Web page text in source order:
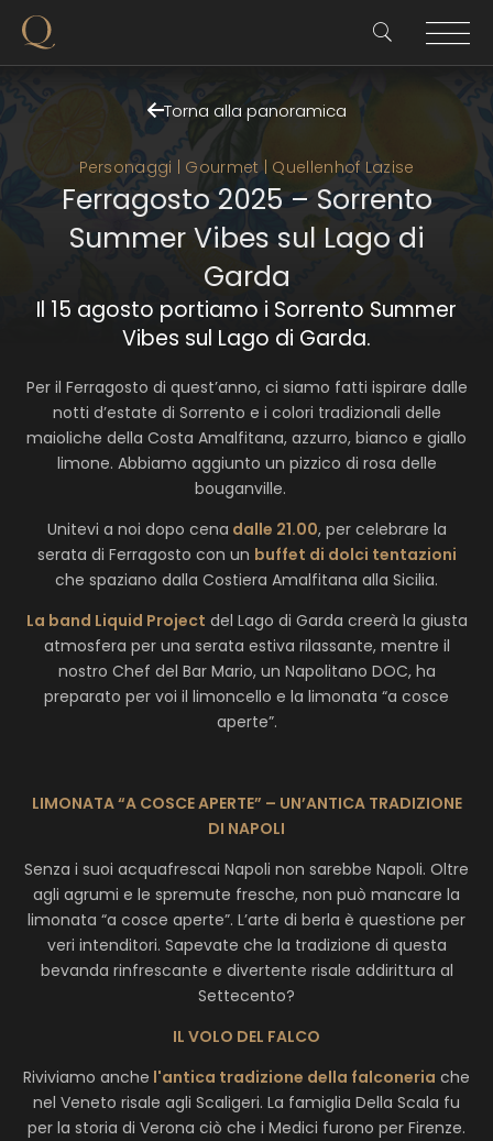
Torna alla panoramica
Ferragosto 2025 – Sorrento
Summer Vibes sul Lago di
Garda
Il 15 agosto portiamo i Sorrento Summer
Vibes sul Lago di Garda.
Personaggi | Gourmet | Quellenhof Lazise
Per il Ferragosto di quest’anno, ci siamo fatti ispirare dalle
notti d’estate di Sorrento e i colori tradizionali delle
maioliche della Costa Amalfitana, azzurro, bianco e giallo
limone. Abbiamo aggiunto un pizzico di rosa delle
bouganville.
Unitevi a noi dopo cena dalle 21.00, per celebrare la
serata di Ferragosto con un buffet di dolci tentazioni
che spaziano dalla Costiera Amalfitana alla Sicilia.
La band Liquid Project del Lago di Garda creerà la giusta
atmosfera per una serata estiva rilassante, mentre il
nostro Chef del Bar Mario, un Napolitano DOC, ha
preparato per voi il limoncello e la limonata “a cosce
aperte”.
LIMONATA “A COSCE APERTE” – UN’ANTICA TRADIZIONE
DI NAPOLI
Senza i suoi acquafrescai Napoli non sarebbe Napoli. Oltre
agli agrumi e le spremute fresche, non può mancare la
limonata “a cosce aperte”. L’arte di berla è questione per
veri intenditori. Sapevate che la tradizione di questa
bevanda rinfrescante e divertente risale addirittura al
Settecento?
IL VOLO DEL FALCO
Riviviamo anche l'antica tradizione della falconeria che
nel Veneto risale agli Scaligeri. La famiglia Della Scala fu
per la storia di Verona ciò che i Medici furono per Firenze.